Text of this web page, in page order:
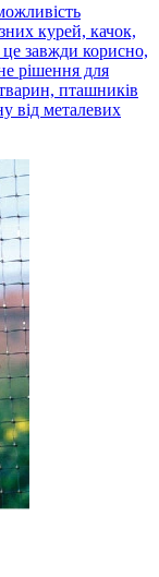
курей, качок,
завжди корисно,
рішення для
пташників
від металевих